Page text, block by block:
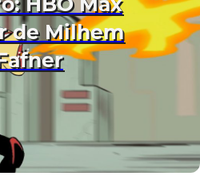
de Milhem